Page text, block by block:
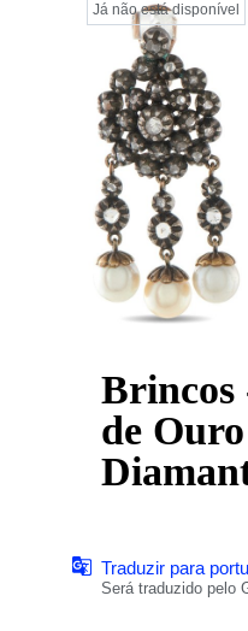
Já não está disponível
Brincos
de Ouro
Traduzir para
Será traduzido pelo